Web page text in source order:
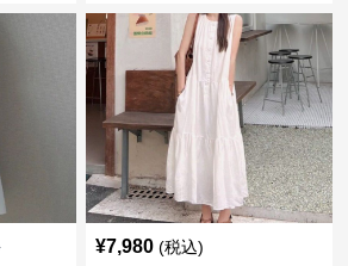
¥7,980 (税込)